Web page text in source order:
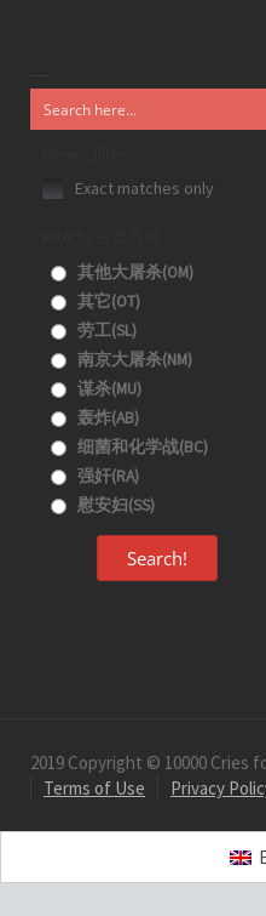
Exact matches only
其他大屠杀(OM)
其它(OT)
劳工(SL)
南京大屠杀(NM)
谋杀(MU)
轰炸(AB)
细菌和化学战(BC)
强奸(RA)
慰安妇(SS)
Search!
2019 Copyright © 10000 Cries
Terms of Use
Privacy